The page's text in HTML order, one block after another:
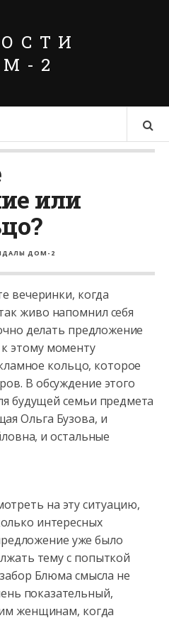
2
или
ДОМ-2
вечеринки, когда
живо напомнил себя
делать предложение
этому моменту
кольцо, которое
В обсуждение этого
будущей семьи предмета
Ольга Бузова, и
и остальные
на эту ситуацию,
интересных
уже было
тему с попыткой
Блюма смысла не
показательный,
женщинам, когда